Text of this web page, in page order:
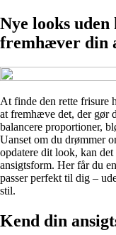
Nye looks
fremhæver din
At finde den rette frisure
at fremhæve det, der gør
balancere proportioner,
Uanset om du drømmer
opdatere dit look, kan
ansigtsform. Her får du
passer perfekt til dig –
stil.
Kend din